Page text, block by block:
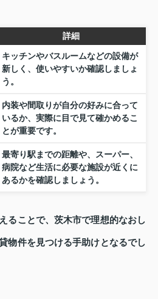
詳細
キッチンやバスルームなどの設備が
新しく、使いやすいか確認しましょ
う。
内装や間取りが自分の好みに合って
いるか、実際に目で見て確かめるこ
とが重要です。
最寄り駅までの距離や、スーパー、
病院など生活に必要な施設が近くに
あるかを確認しましょう。
ることで、茨木市で理想的なおし
物件を見つける手助けとなるでし